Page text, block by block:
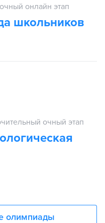
онлайн этап
школьников
очный этап
олимпиады